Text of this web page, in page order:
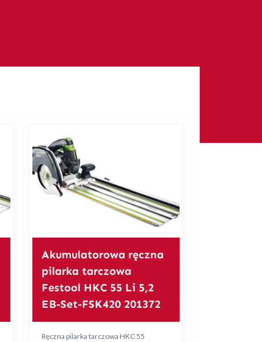
Akumulatorowa ręczna
pilarka tarczowa
Festool HKC 55 Li 5,2
EB-Set-FSK420 201372
Ręczna pilarka tarczowa HKC 55